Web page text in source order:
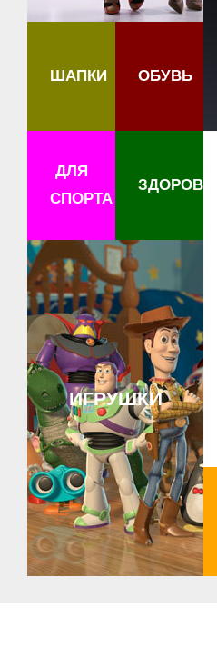
ШАПКИ ОБУВЬ
ДЛЯ
СПОРТА
ЗДОРОВЬЕ
ИГРУШКИ